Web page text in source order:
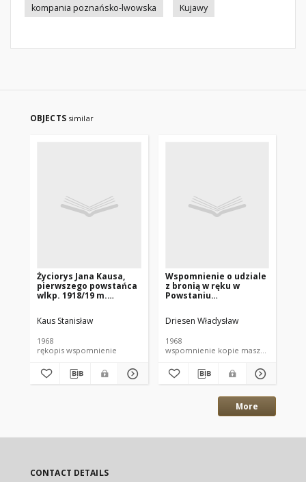
kompania poznańsko-lwowska
Kujawy
OBJECTS similar
Życiorys Jana Kausa,
pierwszego powstańca
wlkp. 1918/19 m.
dnia 5 stycznia 1919r. w
Inowrocławiu
Kaus Stanisław
1968
rękopis wspomnienie
Wspomnienie o udziale
z bronią w ręku w
Powstaniu
Oswobodzenie miast
Strzelna, Kruszwicy i
Wladysław)
Driesen Władysław
1968
wspomnienie kopie maszynopisu
More
CONTACT DETAILS